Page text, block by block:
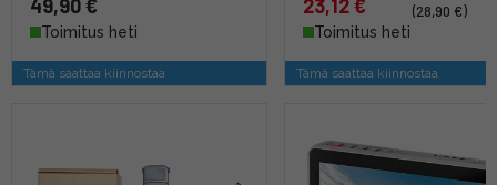
49,90 €
Toimitus heti
Tämä saattaa kiinnostaa
23,12 €
(28,90 €)
Toimitus heti
Tämä saattaa kiinnostaa